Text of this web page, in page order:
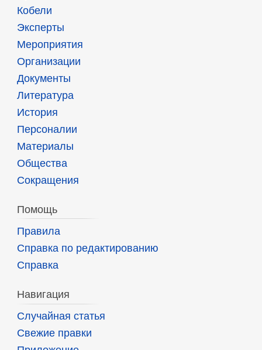
Кобели
Эксперты
Мероприятия
Организации
Документы
Литература
История
Персоналии
Материалы
Общества
Сокращения
Помощь
Правила
Справка по редактированию
Справка
Навигация
Случайная статья
Свежие правки